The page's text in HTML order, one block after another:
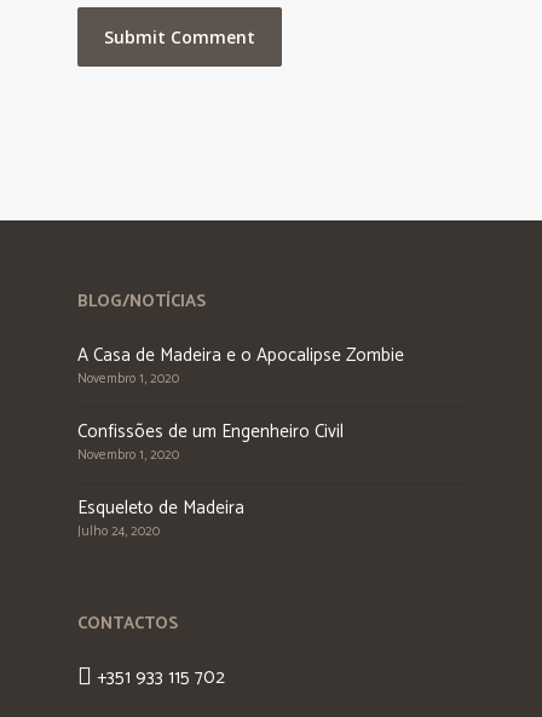
BLOG/NOTÍCIAS
A Casa de Madeira e o Apocalipse Zombie
Novembro 1, 2020
Confissões de um Engenheiro Civil
Novembro 1, 2020
Esqueleto de Madeira
Julho 24, 2020
CONTACTOS
+351 933 115 702